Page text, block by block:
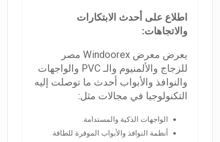
اطلاع على أحدث الابتكارات
والاتجاهات:
يعرض معرض Windoorex مصر
للزجاج والألمنيوم والـ PVC والواجهات
والنوافذ والأبواب أحدث ما توصلت إليه
التكنولوجيا في مجالات مثل:
الواجهات الذكية والمستدامة.
أنظمة النوافذ والأبواب الموفرة للطاقة